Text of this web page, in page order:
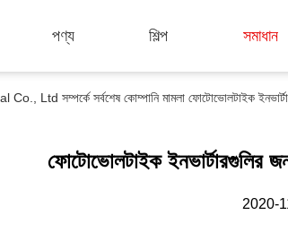
পণ্য শিল্প সমাধান
সম্পর্কে সর্বশেষ কোম্পানি মামলা ফোটোভোলটাইক
ফোটোভোলটাইক ইনভার্টারগুলির
2020-